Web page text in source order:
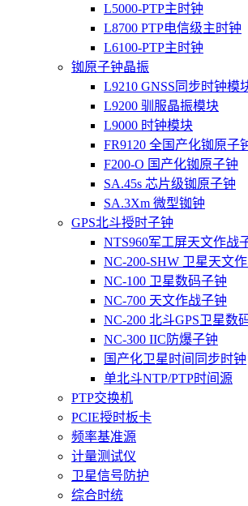
L5000-PTP主时钟
L8700 PTP电信级主时钟
L6100-PTP主时钟
铷原子钟晶振
L9210 GNSS同步时钟模
L9200 驯服晶振模块
L9000 时钟模块
FR9120 全国产化铷原子
F200-O 国产化铷原子钟
SA.45s 芯片级铷原子钟
SA.3Xm 微型铷钟
GPS北斗授时子钟
NTS960军工屏天文作战
NC-200-SHW 卫星天文
NC-100 卫星数码子钟
NC-700 天文作战子钟
NC-200 北斗GPS卫星数
NC-300 IIC防爆子钟
国产化卫星时间同步时钟
单北斗NTP/PTP时间源
PTP交换机
PCIE授时板卡
频率基准源
计量测试仪
卫星信号防护
综合时统